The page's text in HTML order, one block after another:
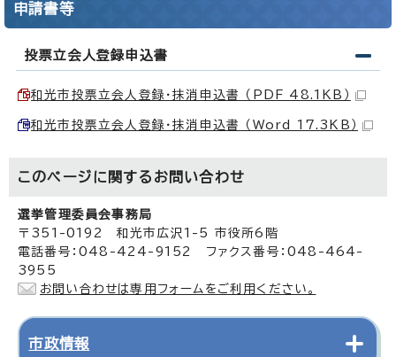
申請書等
投票立会人登録申込書
和光市投票立会人登録・抹消申込書 （PDF 48.1KB）
和光市投票立会人登録・抹消申込書 （Word 17.3KB）
このページに関する お問い合わせ
選挙管理委員会事務局
〒351-0192 和光市広沢1-5 市役所6階
電話番号：048-424-9152 ファクス番号：048-464-
3955
お問い合わせは専用フォームをご利用ください。
市政情報